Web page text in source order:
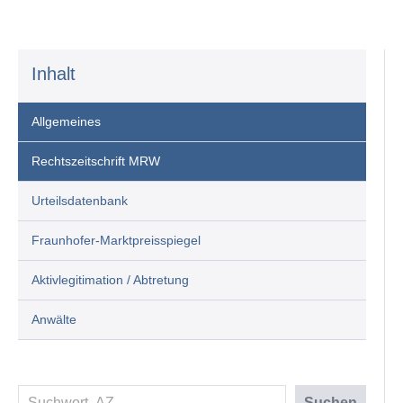
Inhalt
Allgemeines
Rechtszeitschrift MRW
Urteilsdatenbank
Fraunhofer-Marktpreisspiegel
Aktivlegitimation / Abtretung
Anwälte
Suchen